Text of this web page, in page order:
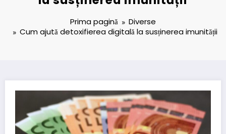
Prima pagină
Diverse
Cum ajută detoxifierea digitală la susținerea imunității